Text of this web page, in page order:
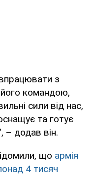
з
командою,
сили від нас,
та готує
– додав він.
що армія
4 тисяч